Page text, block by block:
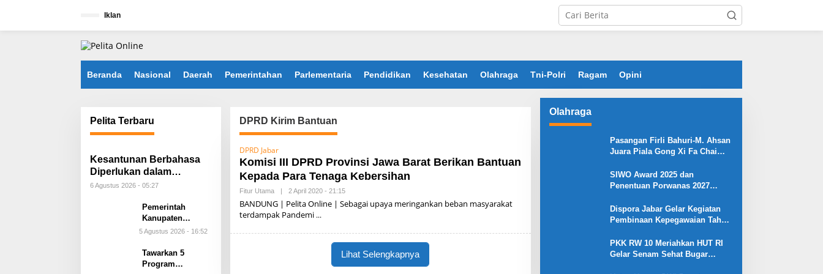
Iklan
Beranda Nasional Daerah Pemerintahan Parlementaria Pendidikan Kesehatan Olahraga Tni-Polri Ragam Opini
Pelita Terbaru
Kesantunan Berbahasa
Diperlukan dalam
Berbangsa dan
6 Agustus 2026 - 05:27
Pemerintah
Kanupaten
Bandung Siap
Sama
Antardaerah
5 Agustus 2026 - 16:52
Tawarkan 5
Program
DPRD Kirim Bantuan
DPRD Jabar
Komisi III DPRD Provinsi Jawa Barat Berikan Bantuan
Kepada Para Tenaga Kebersihan
Fitur Utama 2 April 2020 - 21:15O
E
E
L
T
A
BANDUNG | Pelita Online | Sebagai upaya meringankan beban masyarakat
terdampak Pandemi
Lihat Selengkapnya
Olahraga
Pasangan Firli Bahuri-M. Ahsan
Juara Piala Gong Xi Fa Chai
SIWO Award 2025 dan
Penentuan Porwanas 2027
Dispora Jabar Gelar Kegiatan
Pembinaan Kepegawaian Tahun
Gubernur Jabar
PKK RW 10 Meriahkan HUT RI
Gelar Senam Sehat Bugar